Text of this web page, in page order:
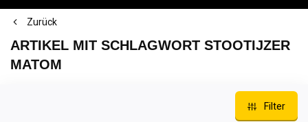
Zurück
ARTIKEL MIT SCHLAGWORT STOOTIJZER
MATOM
Filter